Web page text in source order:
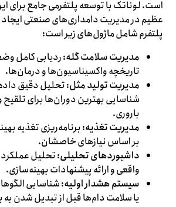
است. لوناتک با توسعه پلتفرمی جامع برای
عظیم در مدیریت دامداری‌های صنعتی
پلتفرم شامل ماژول‌های زیر است:
مدیریت سلامت گله: ردیابی کامل
تاریخچه واکسیناسیون‌ها و درمان‌ها.
مدیریت تولید مثل: تحلیل دقیق
شناسایی بهترین دوران‌ها برای
باروری.
مدیریت تغذیه: برنامه‌ریزی تغذیه
بر اساس نیازهای خاصشان.
داشبوردهای تحلیلی: تحلیل عملکرد
واقعی و ارائه پیشنهادات بهینه‌سازی.
سیستم هشدار اولیه: شناسایی
یا سلامت دام‌ها قبل از تبدیل شدن به